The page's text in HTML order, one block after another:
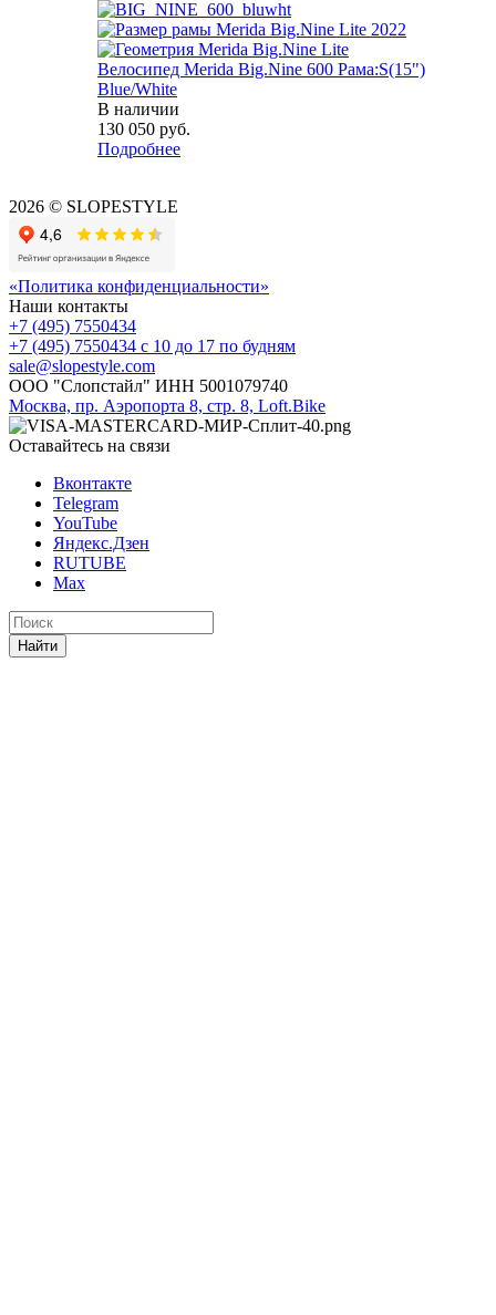
Велосипед Merida Big.Nine 600 Рама:S(15")
Blue/White
В наличии
130 050 руб.
Подробнее
2026 © SLOPESTYLE
«Политика конфиденциальности»
Наши контакты
+7 (495) 7550434
+7 (495) 7550434 с 10 до 17 по будням
sale@slopestyle.com
ООО "Слопстайл" ИНН 5001079740
Москва, пр. Аэропорта 8, стр. 8, Loft.Bike
Оставайтесь на связи
Вконтакте
Telegram
YouTube
Яндекс.Дзен
RUTUBE
Max
Найти